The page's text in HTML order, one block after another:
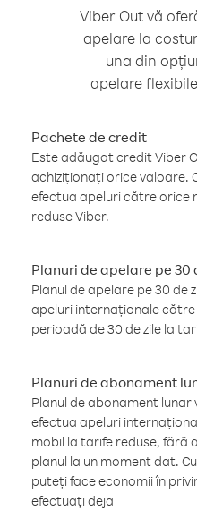
Viber Out vă
apelare la
una din
apelare
Pachete de credit
Este adăugat credit Viber
achiziționați orice valoare.
efectua apeluri către orice
reduse Viber.
Planuri de apelare pe 30
Planul de apelare pe 30 de
apeluri internaționale
perioadă de 30 de zile la
Planuri de abonament
Planul de abonament
efectua apeluri
mobil la tarife reduse, fără
planul la un moment dat.
puteți face economii în
efectuați deja